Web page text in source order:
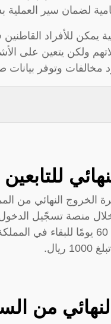
لضمان سير
يمكن للأفراد
ولكن يتعين على
وتوفر بيانات
للتابعين
الخروج النهائي من
منصة تسجّيل الدخول
أن لدى المقيم فترة تصل إلى 60
من